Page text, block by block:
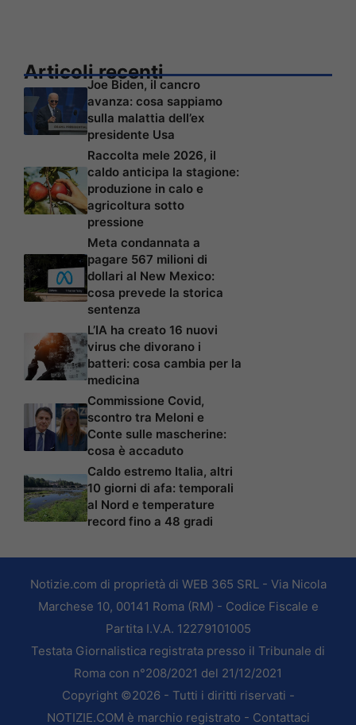
Articoli recenti
Joe Biden, il cancro
avanza: cosa sappiamo
sulla malattia dell’ex
presidente Usa
Raccolta mele 2026, il
caldo anticipa la stagione:
produzione in calo e
agricoltura sotto
pressione
Meta condannata a
pagare 567 milioni di
dollari al New Mexico:
cosa prevede la storica
sentenza
L’IA ha creato 16 nuovi
virus che divorano i
batteri: cosa cambia per la
medicina
Commissione Covid,
scontro tra Meloni e
Conte sulle mascherine:
cosa è accaduto
Caldo estremo Italia, altri
10 giorni di afa: temporali
al Nord e temperature
record fino a 48 gradi
Notizie.com di proprietà di WEB 365 SRL - Via Nicola
Marchese 10, 00141 Roma (RM) - Codice Fiscale e
Partita I.V.A. 12279101005
Testata Giornalistica registrata presso il Tribunale di
Roma con n°208/2021 del 21/12/2021
Copyright ©2026 - Tutti i diritti riservati -
NOTIZIE.COM è marchio registrato - Contattaci